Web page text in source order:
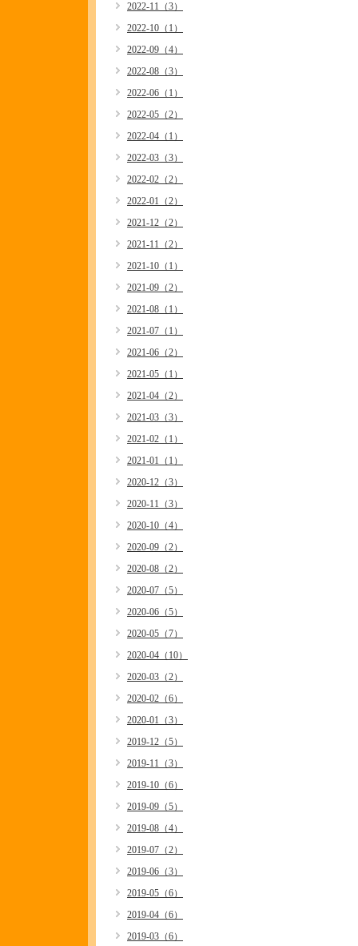
2022-11（3）
2022-10（1）
2022-09（4）
2022-08（3）
2022-06（1）
2022-05（2）
2022-04（1）
2022-03（3）
2022-02（2）
2022-01（2）
2021-12（2）
2021-11（2）
2021-10（1）
2021-09（2）
2021-08（1）
2021-07（1）
2021-06（2）
2021-05（1）
2021-04（2）
2021-03（3）
2021-02（1）
2021-01（1）
2020-12（3）
2020-11（3）
2020-10（4）
2020-09（2）
2020-08（2）
2020-07（5）
2020-06（5）
2020-05（7）
2020-04（10）
2020-03（2）
2020-02（6）
2020-01（3）
2019-12（5）
2019-11（3）
2019-10（6）
2019-09（5）
2019-08（4）
2019-07（2）
2019-06（3）
2019-05（6）
2019-04（6）
2019-03（6）